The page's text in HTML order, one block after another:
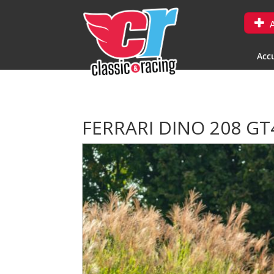
FERRARI DINO 208